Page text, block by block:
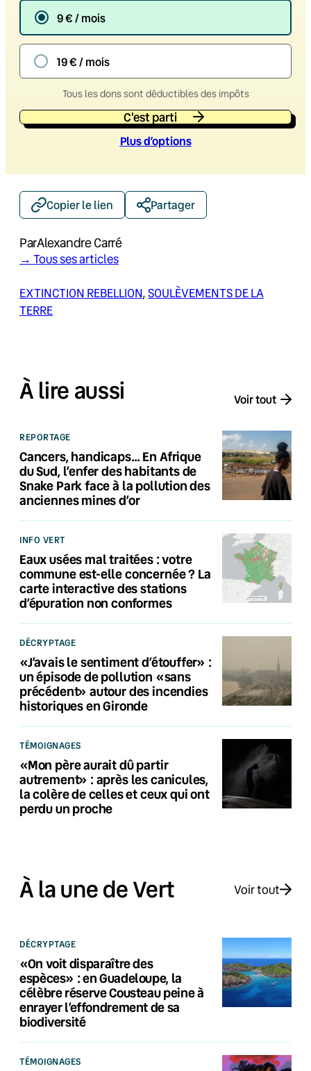
9 € / mois
19 € / mois
Tous les dons sont déductibles des impôts
C'est parti
Plus d’options
Copier le lien Partager
ParAlexandre Carré
→ Tous ses articles
EXTINCTION REBELLION, SOULÈVEMENTS DE LA
TERRE
À lire aussi Voir tout
REPORTAGE
Cancers, handicaps… En Afrique
du Sud, l’enfer des habitants de
Snake Park face à la pollution des
anciennes mines d’or
INFO VERT
Eaux usées mal traitées : votre
commune est-elle concernée ? La
carte interactive des stations
d’épuration non conformes
DÉCRYPTAGE
«J’avais le sentiment d’étouffer» :
un épisode de pollution «sans
précédent» autour des incendies
historiques en Gironde
TÉMOIGNAGES
«Mon père aurait dû partir
autrement» : après les canicules,
la colère de celles et ceux qui ont
perdu un proche
À la une de Vert Voir tout
DÉCRYPTAGE
«On voit disparaître des
espèces» : en Guadeloupe, la
célèbre réserve Cousteau peine à
enrayer l’effondrement de sa
biodiversité
TÉMOIGNAGES